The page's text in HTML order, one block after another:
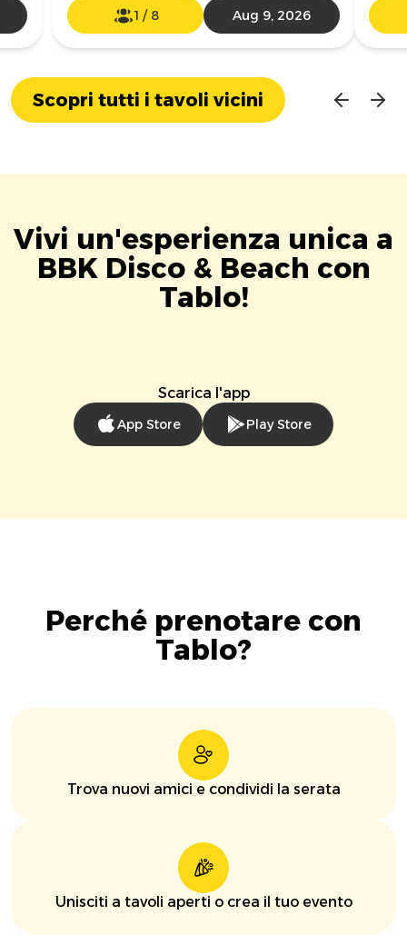
1 / 8 Aug 9, 2026
Scopri tutti i tavoli vicini
Vivi un'esperienza unica a
BBK Disco & Beach con
Tablo!
Scarica l'app
App Store Play Store
Perché prenotare con
Tablo?
Trova nuovi amici e condividi la serata
Unisciti a tavoli aperti o crea il tuo evento